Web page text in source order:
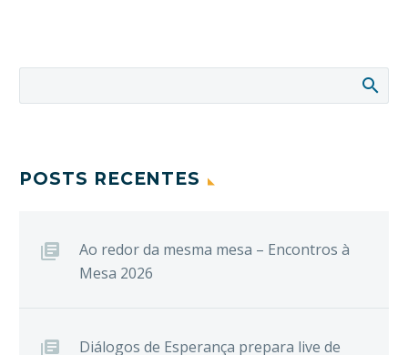
POSTS RECENTES
Ao redor da mesma mesa – Encontros à
Mesa 2026
Diálogos de Esperança prepara live de